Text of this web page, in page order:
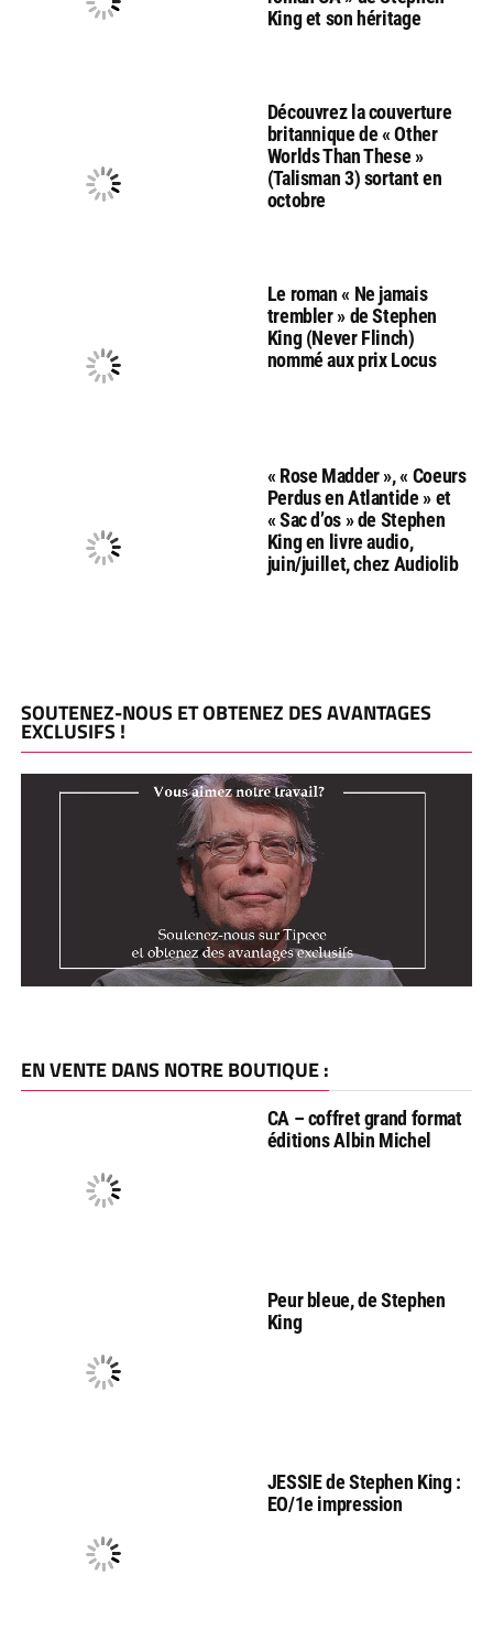
King et son héritage
Découvrez la couverture
britannique de « Other
Worlds Than These »
(Talisman 3) sortant en
octobre
Le roman « Ne jamais
trembler » de Stephen
King (Never Flinch)
nommé aux prix Locus
« Rose Madder », « Coeurs
Perdus en Atlantide » et
« Sac d’os » de Stephen
King en livre audio,
juin/juillet, chez Audiolib
SOUTENEZ-NOUS ET OBTENEZ DES AVANTAGES
EXCLUSIFS !
EN VENTE DANS NOTRE BOUTIQUE :
CA – coffret grand format
éditions Albin Michel
Peur bleue, de Stephen
King
JESSIE de Stephen King :
EO/1e impression